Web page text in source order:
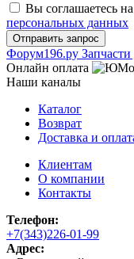
Вы соглашаетесь
персональных данных
Фoрум196.ру
Онлайн оплата
Наши каналы
Каталог
Возврат
Доставка и
Клиентам
О компании
Контакты
Телефон:
+7(343)226-01-99
Адрес: